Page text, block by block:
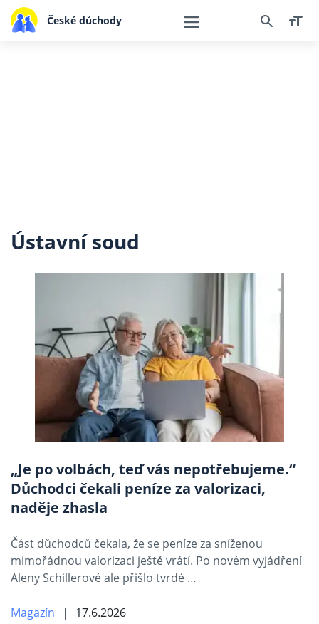
České důchody
Ústavní soud
„Je po volbách, teď vás nepotřebujeme.“
Důchodci čekali peníze za valorizaci,
naděje zhasla
Část důchodců čekala, že se peníze za sníženou
mimořádnou valorizaci ještě vrátí. Po novém vyjádření
Aleny Schillerové ale přišlo tvrdé …
Magazín 17.6.2026